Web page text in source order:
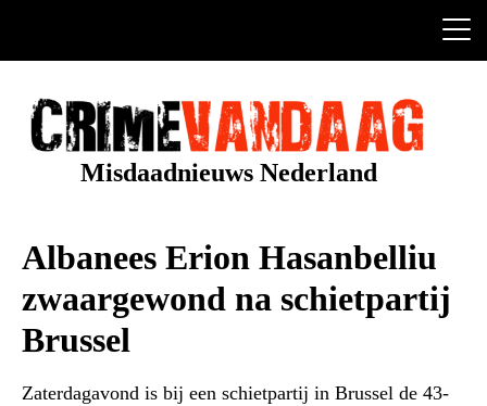
de
Misdaadnieuws Nederland
Albanees Erion Hasanbelliu
zwaargewond na schietpartij
Brussel
Zaterdagavond is bij een schietpartij in Brussel de 43-